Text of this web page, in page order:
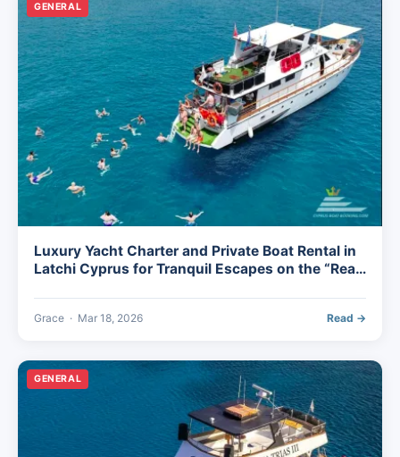
GENERAL
Luxury Yacht Charter and Private Boat Rental in
Latchi Cyprus for Tranquil Escapes on the “Real
Grace · Mar 18, 2026 Read →
GENERAL